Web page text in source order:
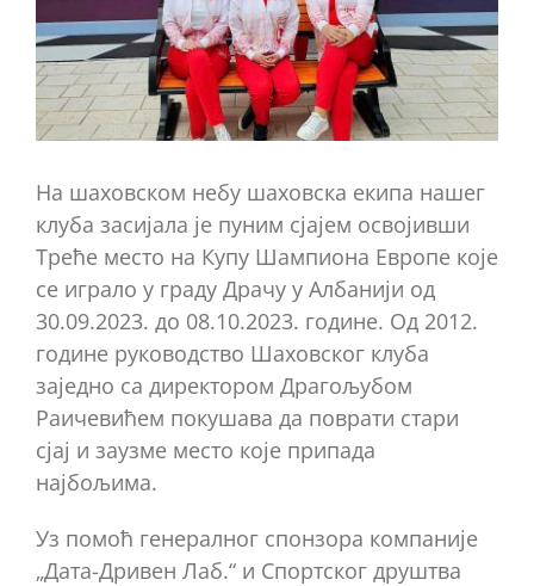
На шаховском небу шаховска екипа нашег
клуба засијала је пуним сјајем освојивши
Треће место на Купу Шампиона Европе које
се играло у граду Драчу у Албанији од
30.09.2023. до 08.10.2023. године. Од 2012.
године руководство Шаховског клуба
заједно са директором Драгољубом
Раичевићем покушава да поврати стари
сјај и заузме место које припада
најбољима.
Уз помоћ генералног спонзора компаније
„Дата-Дривен Лаб.“ и Спортског друштва